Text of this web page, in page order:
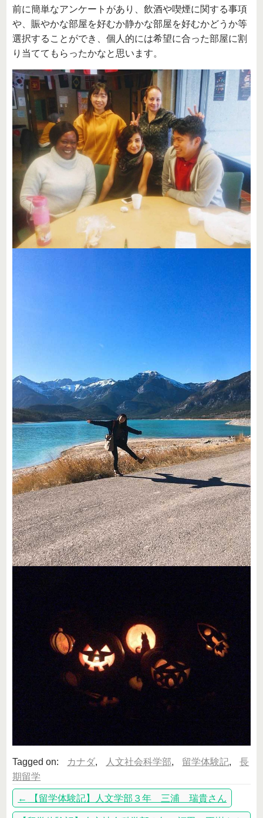
前に簡単なアンケートがあり、飲酒や喫煙に関する事項
や、賑やかな部屋を好むか静かな部屋を好むかどうか等
選択することができ、個人的には希望に合った部屋に割
り当ててもらったかなと思います。
Tagged on: カナダ, 人文社会科学部, 留学体験記,
長
期留学
← 【留学体験記】人文学部３年 三浦 瑞貴さん